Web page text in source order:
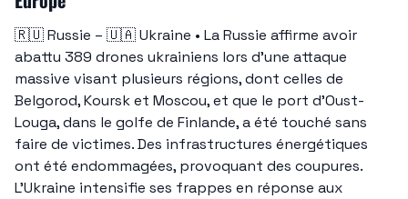
🇷🇺 Russie – 🇺🇦 Ukraine • La Russie affirme avoir
abattu 389 drones ukrainiens lors d’une attaque
massive visant plusieurs régions, dont celles de
Belgorod, Koursk et Moscou, et que le port d’Oust-
Louga, dans le golfe de Finlande, a été touché sans
faire de victimes. Des infrastructures énergétiques
ont été endommagées, provoquant des coupures.
L’Ukraine intensifie ses frappes en réponse aux